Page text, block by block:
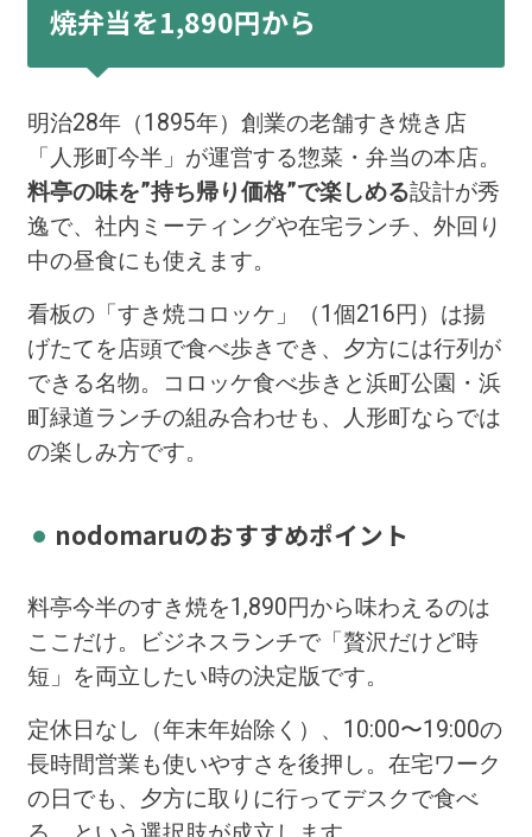
焼弁当を1,890円から
明治28年（1895年）創業の老舗すき焼き店
「人形町今半」が運営する惣菜・弁当の本店。
料亭の味を”持ち帰り価格”で楽しめる設計が秀
逸で、社内ミーティングや在宅ランチ、外回り
中の昼食にも使えます。
看板の「すき焼コロッケ」（1個216円）は揚
げたてを店頭で食べ歩きでき、夕方には行列が
できる名物。コロッケ食べ歩きと浜町公園・浜
町緑道ランチの組み合わせも、人形町ならでは
の楽しみ方です。
nodomaruのおすすめポイント
料亭今半のすき焼を1,890円から味わえるのは
ここだけ。ビジネスランチで「贅沢だけど時
短」を両立したい時の決定版です。
定休日なし（年末年始除く）、10:00〜19:00の
長時間営業も使いやすさを後押し。在宅ワーク
の日でも、夕方に取りに行ってデスクで食べ